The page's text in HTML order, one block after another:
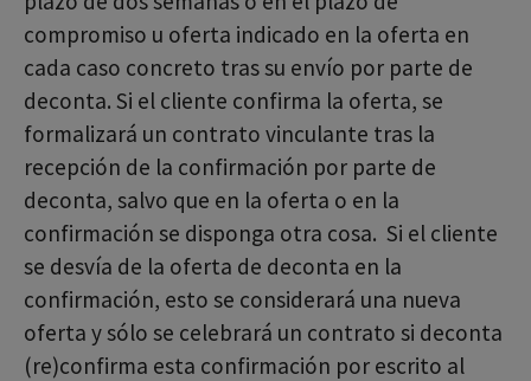
compromiso u oferta indicado en la oferta en
cada caso concreto tras su envío por parte de
deconta. Si el cliente confirma la oferta, se
formalizará un contrato vinculante tras la
recepción de la confirmación por parte de
deconta, salvo que en la oferta o en la
confirmación se disponga otra cosa. Si el cliente
se desvía de la oferta de deconta en la
confirmación, esto se considerará una nueva
oferta y sólo se celebrará un contrato si deconta
(re)confirma esta confirmación por escrito al